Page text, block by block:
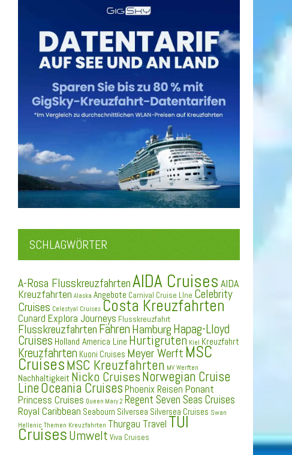
SCHLAGWÖRTER
A-Rosa FlusskreuzfahrtenAIDA Cruises AIDA
Kreuzfahrten Alaska Angebote Carnival Cruise LIne Celebrity
Cruises Celestyal Cruises Costa Kreuzfahrten
Cunard Explora Journeys Flusskreuzfahrt
Flusskreuzfahrten FährenHamburgHapag-Lloyd
Cruises Holland America Line Hurtigruten Kiel Kreuzfahrt
Kreuzfahrten Kuoni Cruises Meyer WerftMSC
CruisesMSC Kreuzfahrten MV Werften
Nachhaltigkeit Nicko CruisesNorwegian Cruise
LineOceania Cruises Phoenix Reisen Ponant
Princess Cruises Queen Mary 2 Regent Seven Seas Cruises
Royal Caribbean Seabourn Silversea Silversea Cruises Swan
Hellenic Themen Kreuzfahrten Thurgau Travel TUI
CruisesUmwelt Viva Cruises